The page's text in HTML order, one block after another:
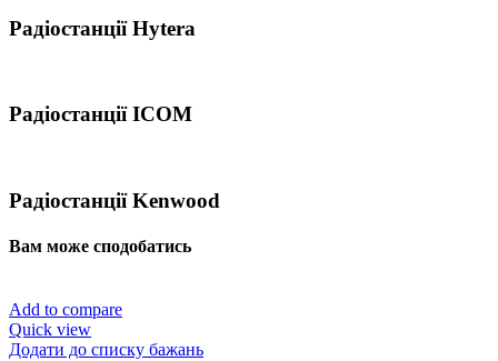
Радіостанції Hytera
Радіостанції ICOM
Радіостанції Kenwood
Вам може сподобатись
Add to compare
Quick view
Додати до списку бажань